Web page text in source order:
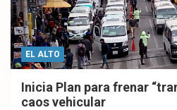
EL ALTO
Inicia Plan para frenar
caos vehicular